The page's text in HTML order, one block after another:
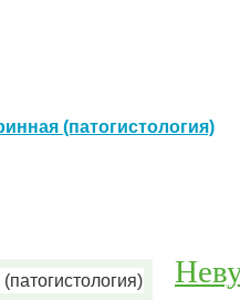
(патогистология)